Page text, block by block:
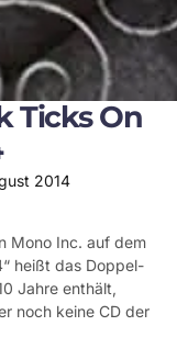
Ticks On
2014
Mono Inc. auf dem
heißt das Doppel-
Jahre enthält,
noch keine CD der